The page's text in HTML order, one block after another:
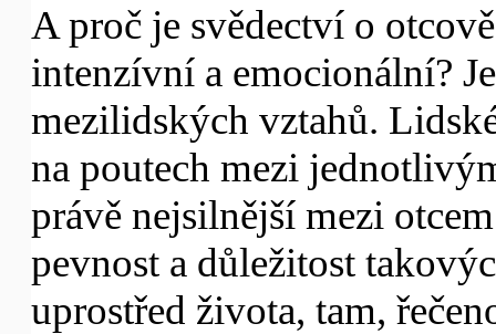
A proč je svědectví o
intenzívní a emocionální?
mezilidských vztahů.
na poutech mezi
právě nejsilnější mezi
pevnost a důležitost
uprostřed života, tam,